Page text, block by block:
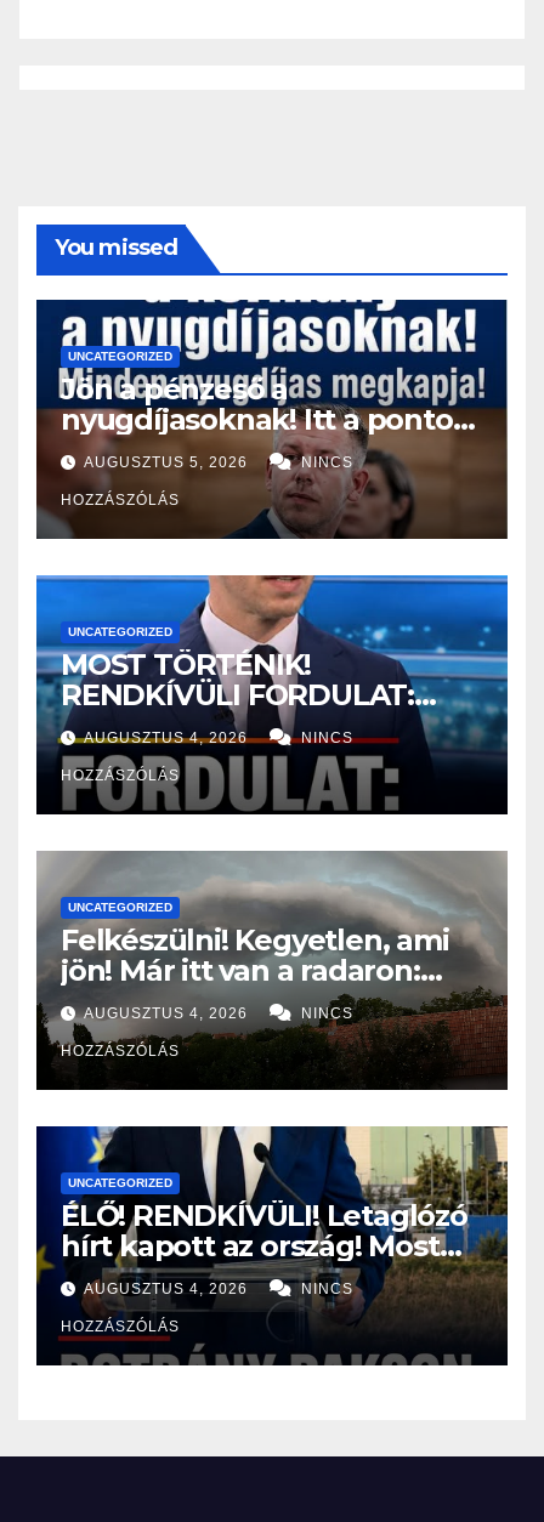
You missed
UNCATEGORIZED
Jön a pénzeső a
nyugdíjasoknak! Itt a pontos
összeg és a kormány
döntése!
AUGUSZTUS 5, 2026 NINCS
HOZZÁSZÓLÁS
UNCATEGORIZED
MOST TÖRTÉNIK!
RENDKÍVÜLI FORDULAT:
Magyar Péter nagyon jó hírt
jelentett be! – ERRE várt az
egész ország:
AUGUSZTUS 4, 2026 NINCS
HOZZÁSZÓLÁS
UNCATEGORIZED
Felkészülni! Kegyetlen, ami
jön! Már itt van a radaron:
Viharos széllel és jégesővel
szakad rá a pokol ERRE az 5
vármegyére:
AUGUSZTUS 4, 2026 NINCS
HOZZÁSZÓLÁS
UNCATEGORIZED
ÉLŐ! RENDKÍVÜLI! Letaglózó
hírt kapott az ország! Most
jött a bejelentés a paksi
atomerőműről! – ERRE sajnos
senki nem volt felkészülve:
AUGUSZTUS 4, 2026 NINCS
HOZZÁSZÓLÁS